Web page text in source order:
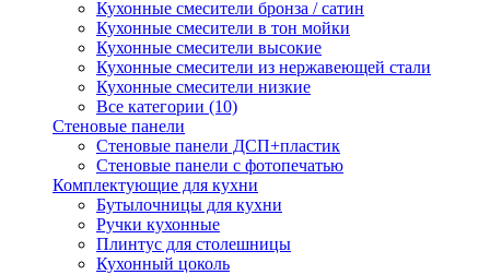
Кухонные смесители бронза / сатин
Кухонные смесители в тон мойки
Кухонные смесители высокие
Кухонные смесители из нержавеющей стали
Кухонные смесители низкие
Все категории (10)
Стеновые панели
Стеновые панели ДСП+пластик
Стеновые панели с фотопечатью
Комплектующие для кухни
Бутылочницы для кухни
Ручки кухонные
Плинтус для столешницы
Кухонный цоколь